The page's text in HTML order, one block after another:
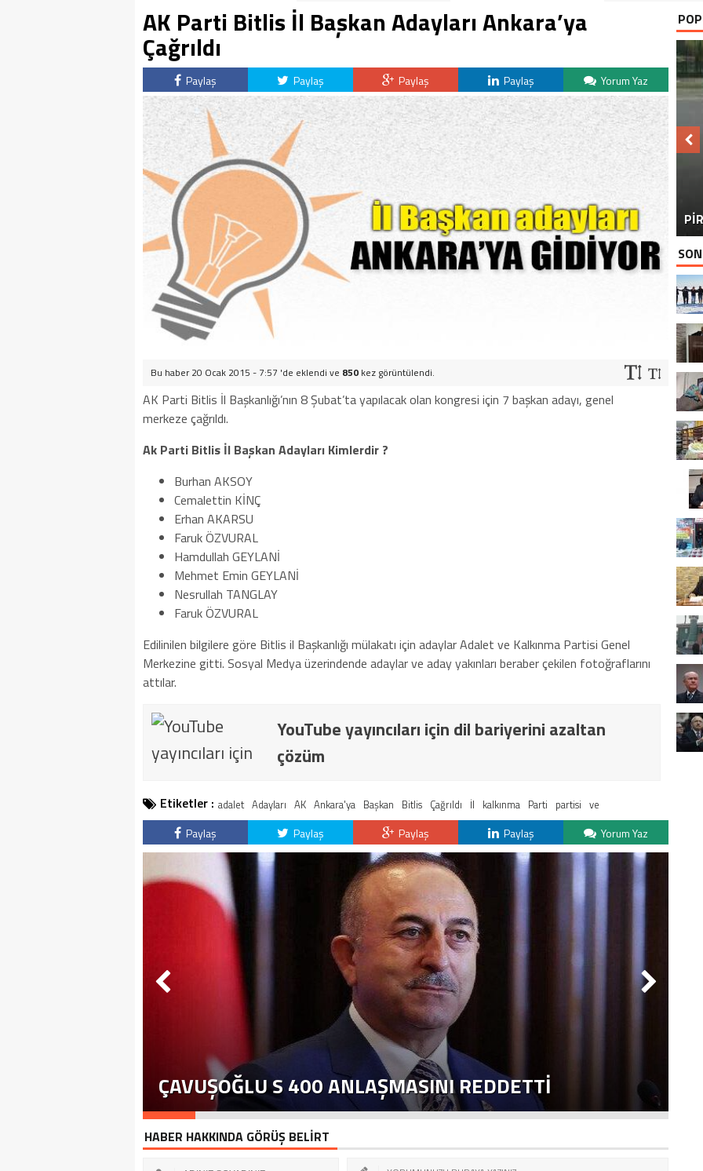
AK Parti Bitlis İl Başkan Adayları Ankara’ya
Çağrıldı
Paylaş Paylaş Paylaş Paylaş Yorum Yaz
Bu haber 20 Ocak 2015 - 7:57 'de eklendi ve 850 kez görüntülendi.
AK Parti Bitlis İl Başkanlığı’nın 8 Şubat’ta yapılacak olan kongresi için 7 başkan adayı, genel
merkeze çağrıldı.
Ak Parti Bitlis İl Başkan Adayları Kimlerdir ?
Burhan AKSOY
Cemalettin KİNÇ
Erhan AKARSU
Faruk ÖZVURAL
Hamdullah GEYLANİ
Mehmet Emin GEYLANİ
Nesrullah TANGLAY
Faruk ÖZVURAL
Edilinilen bilgilere göre Bitlis il Başkanlığı mülakatı için adaylar Adalet ve Kalkınma Partisi Genel
Merkezine gitti. Sosyal Medya üzerindende adaylar ve aday yakınları beraber çekilen fotoğraflarını
attılar.
YouTube yayıncıları için dil bariyerini azaltan
çözüm
Etiketler : adalet Adayları AK Ankara'ya Başkan Bitlis Çağrıldı İl kalkınma Parti partisi ve
Paylaş Paylaş Paylaş Paylaş Yorum Yaz
ÇAVUŞOĞLU S 400 ANLAŞMASINI REDDETTI
HABER HAKKINDA GÖRÜŞ BELİRT